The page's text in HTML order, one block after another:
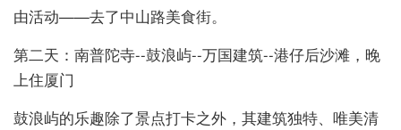
由活动——去了中山路美食街。
第二天：南普陀寺--鼓浪屿--万国建筑--港仔后沙滩，晚
上住厦门
鼓浪屿的乐趣除了景点打卡之外，其建筑独特、唯美清